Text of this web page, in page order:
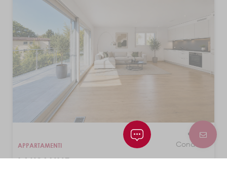
Condividi
APPARTAMENTI
LAUSANNE